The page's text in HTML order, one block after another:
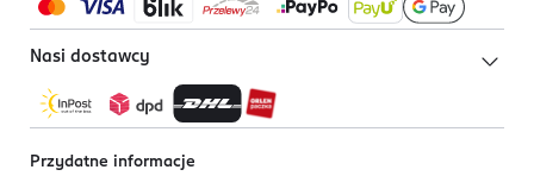
Nasi dostawcy
Przydatne informacje